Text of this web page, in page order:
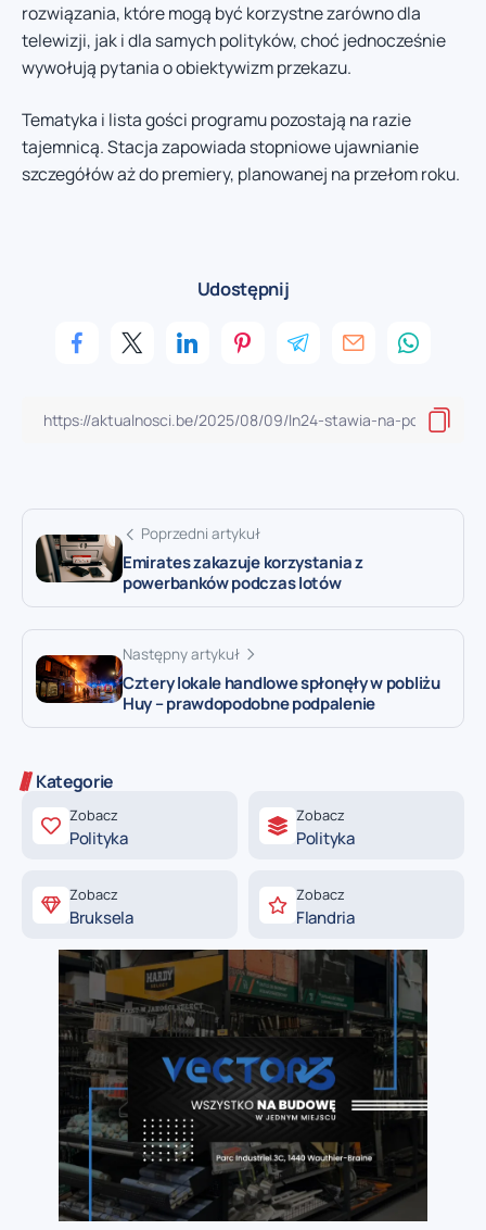
rozwiązania, które mogą być korzystne zarówno dla
telewizji, jak i dla samych polityków, choć jednocześnie
wywołują pytania o obiektywizm przekazu.
Tematyka i lista gości programu pozostają na razie
tajemnicą. Stacja zapowiada stopniowe ujawnianie
szczegółów aż do premiery, planowanej na przełom roku.
Udostępnij
Poprzedni artykuł
Emirates zakazuje korzystania z
powerbanków podczas lotów
Następny artykuł
Cztery lokale handlowe spłonęły w pobliżu
Huy – prawdopodobne podpalenie
Kategorie
Zobacz
Polityka
Zobacz
Polityka
Zobacz
Bruksela
Zobacz
Flandria